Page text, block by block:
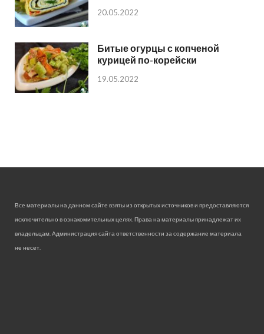
20.05.2022
Битые огурцы с копченой
курицей по-корейски
19.05.2022
Все материалы на данном сайте взяты из открытых источников и предоставляются
исключительно в ознакомительных целях. Права на материалы принадлежат их
владельцам. Администрация сайта ответственности за содержание материала
не несет.